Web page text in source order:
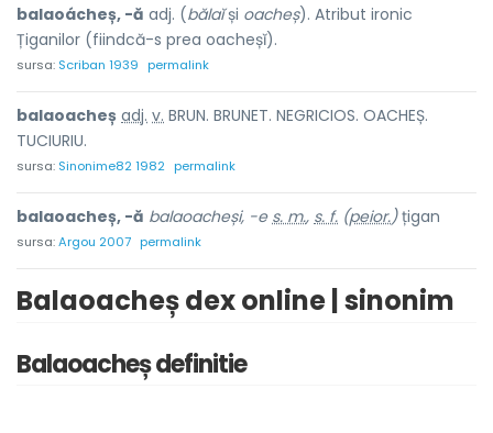
balaoácheș, -ă adj. (bălaĭși oacheș). Atribut ironic
Țiganilor (fiindcă-s prea oacheșĭ).
sursa: Scriban 1939 permalink
balaoacheș adj. v. BRUN. BRUNET. NEGRICIOS. OACHEȘ.
TUCIURIU.
sursa: Sinonime82 1982 permalink
balaoacheș, -ă balaoacheși, -es. m., s. f. (peior.)țigan
sursa:Argou 2007 permalink
Balaoacheș dex online | sinonim
Balaoacheș definitie